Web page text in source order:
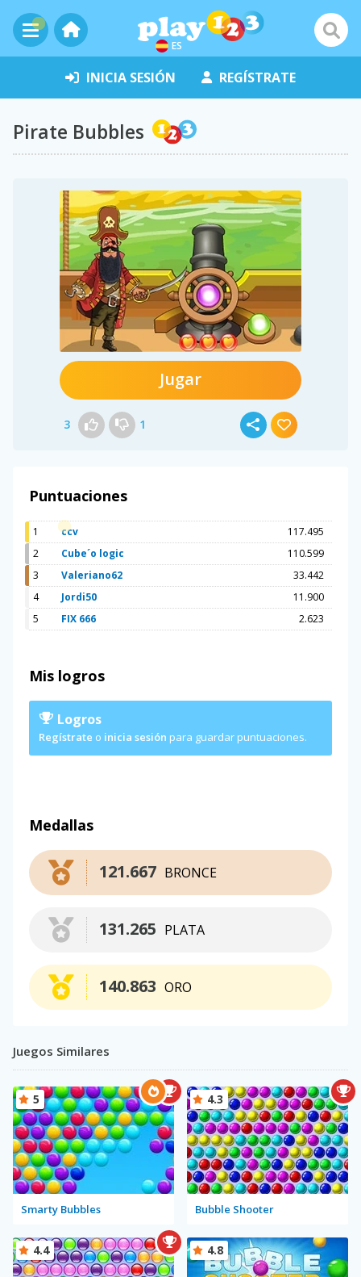
ES
INICIA SESIÓN REGÍSTRATE
Pirate Bubbles
Jugar
3 1
Puntuaciones
1 ccv
117.495
2
Cube´o logic
110.599
3
Valeriano62
33.442
4
Jordi50
11.900
5
FIX 666 2.623
Mis logros
Logros
Regístrate o inicia sesión para guardar puntuaciones.
Medallas
BRONCE
121.667
PLATA
131.265
ORO
140.863
Juegos Similares
Smarty Bubbles
5
Bubble Shooter
4.3
4.4 4.8